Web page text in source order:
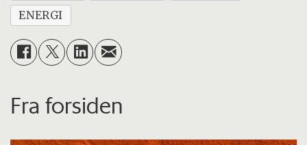
ENERGI
Fra forsiden